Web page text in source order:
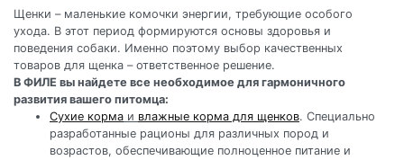
Щенки – маленькие комочки энергии, требующие особого
ухода. В этот период формируются основы здоровья и
поведения собаки. Именно поэтому выбор качественных
товаров для щенка – ответственное решение.
В ФИЛЕ вы найдете все необходимое для гармоничного
развития вашего питомца:
Сухие корма и влажные корма для щенков. Специально
разработанные рационы для различных пород и
возрастов, обеспечивающие полноценное питание и